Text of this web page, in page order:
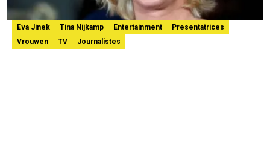
Eva Jinek Tina Nijkamp Entertainment
Presentatrices
Vrouwen
TV Journalistes